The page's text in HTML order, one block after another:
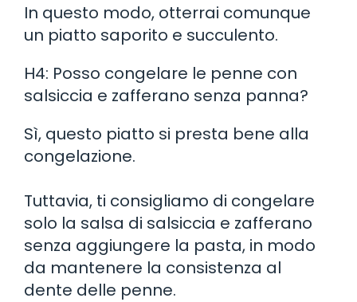
In questo modo, otterrai comunque
un piatto saporito e succulento.
H4: Posso congelare le penne con
salsiccia e zafferano senza panna?
Sì, questo piatto si presta bene alla
congelazione.
Tuttavia, ti consigliamo di congelare
solo la salsa di salsiccia e zafferano
senza aggiungere la pasta, in modo
da mantenere la consistenza al
dente delle penne.